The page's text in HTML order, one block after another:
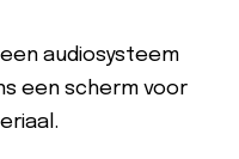
audiosysteem
een scherm voor